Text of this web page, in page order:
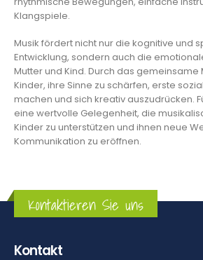
Klangspiele.
Musik fördert nicht nur die kognitive und
Entwicklung, sondern auch die
Mutter und Kind. Durch das gemeinsame
Kinder, ihre Sinne zu schärfen, erste
machen und sich kreativ auszudrücken.
eine wertvolle Gelegenheit, die
Kinder zu unterstützen und ihnen neue
Kommunikation zu eröffnen.
Kontaktieren Sie uns
Kontakt